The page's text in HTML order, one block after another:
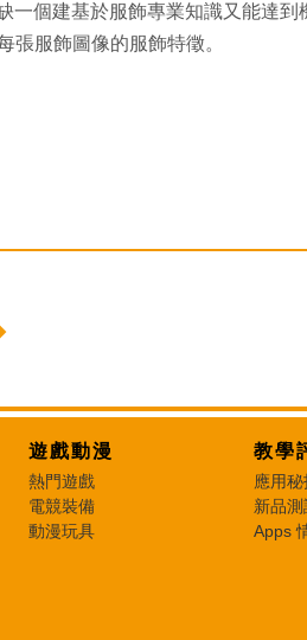
一個建基於服飾專業知識又能達到
張服飾圖像的服飾特徵。
遊戲動漫
熱門遊戲
電競裝備
動漫玩具
教學
應用秘
新品測
Apps